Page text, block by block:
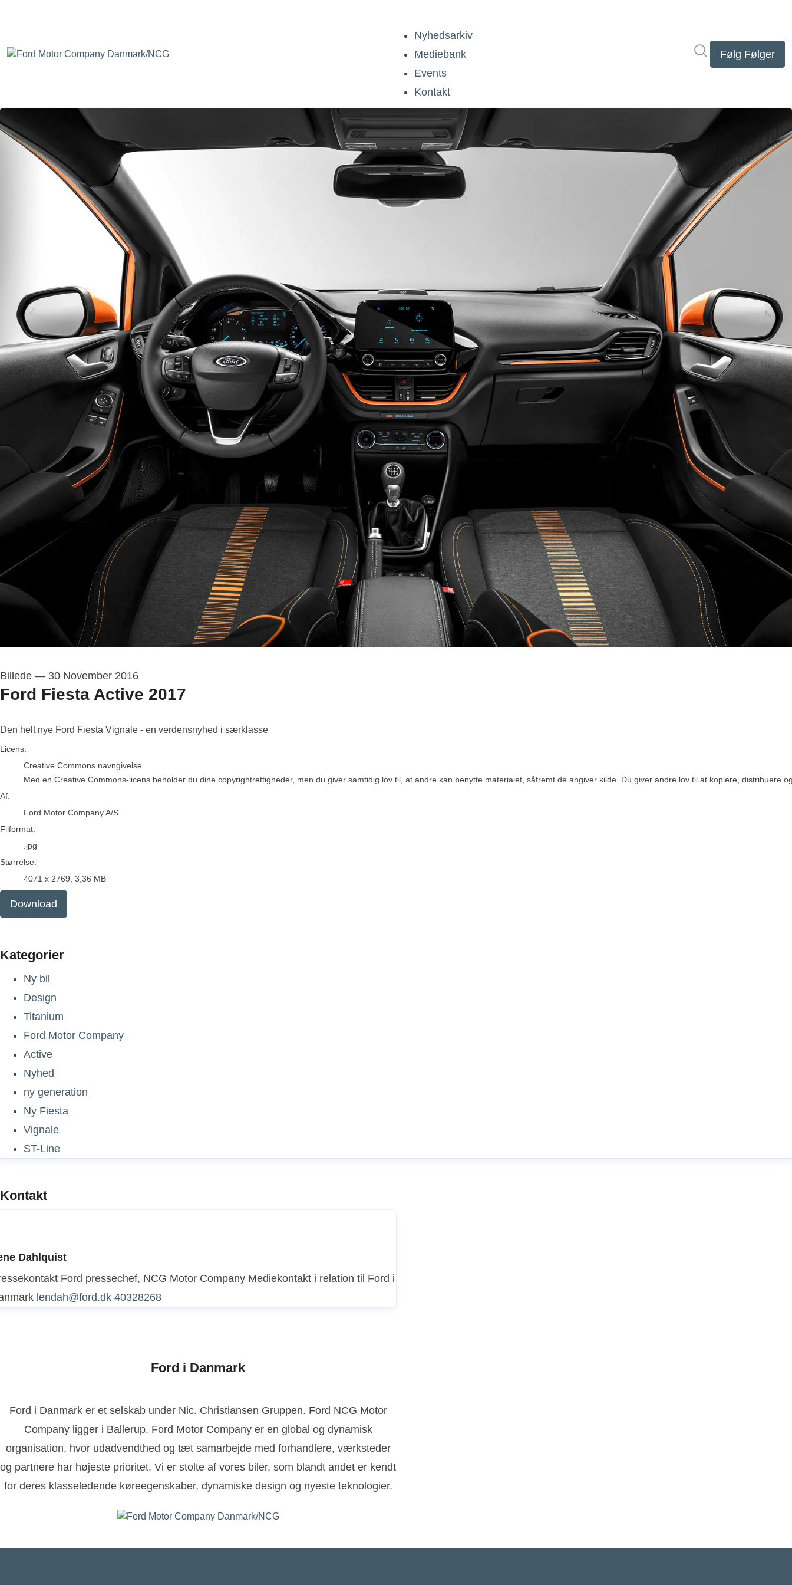
Nyhedsarkiv
Mediebank
Events
Kontakt
Følg Følger
Billede — 30 November 2016
Ford Fiesta Active 2017
Den helt nye Ford Fiesta Vignale - en verdensnyhed i særklasse
Ford Motor Company A/S
Licens:
Creative Commons navngivelse
Med en Creative Commons-licens beholder du dine copyrightrettigheder, men du giver samtidig lov til, at andre kan benytte materialet, såfremt de angiver kilde. Du giver andre lov til at kopiere, distribuere
Af:
Ford Motor Company A/S
Filformat:
.jpg
Størrelse:
4071 x 2769, 3,36 MB
Download
Kategorier
Ny bil
Design
Titanium
Ford Motor Company
Active
Nyhed
ny generation
Ny Fiesta
Vignale
ST-Line
Kontakt
Dahlquist
Ford pressechef, NCG Motor Company Mediekontakt i relation til Ford i
lendah@ford.dk 40328268
Ford i Danmark
Ford i Danmark er et selskab under Nic. Christiansen Gruppen. Ford NCG Motor
Company ligger i Ballerup. Ford Motor Company er en global og dynamisk
organisation, hvor udadvendthed og tæt samarbejde med forhandlere, værksteder
og partnere har højeste prioritet. Vi er stolte af vores biler, som blandt andet er kendt
for deres klasseledende køreegenskaber, dynamiske design og nyeste teknologier.